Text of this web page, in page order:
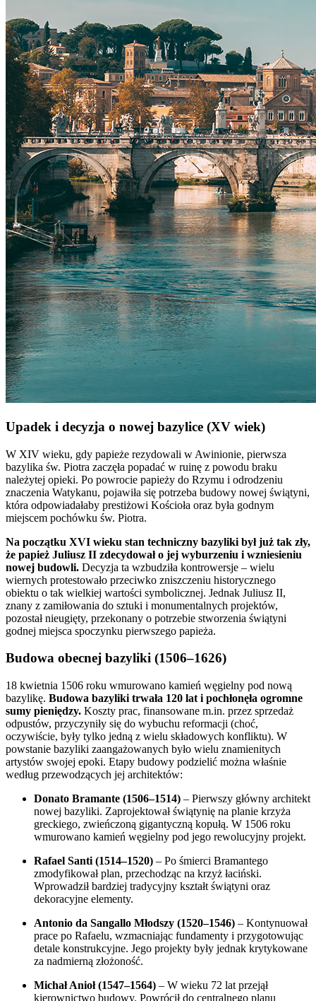
Upadek i decyzja o nowej bazylice (XV wiek)
W XIV wieku, gdy papieże rezydowali w Awinionie, pierwsza
bazylika św. Piotra zaczęła popadać w ruinę z powodu braku
należytej opieki. Po powrocie papieży do Rzymu i odrodzeniu
znaczenia Watykanu, pojawiła się potrzeba budowy nowej świątyni,
która odpowiadałaby prestiżowi Kościoła oraz była godnym
miejscem pochówku św. Piotra.
Na początku XVI wieku stan techniczny bazyliki był już tak zły,
że papież Juliusz II zdecydował o jej wyburzeniu i wzniesieniu
nowej budowli. Decyzja ta wzbudziła kontrowersje – wielu
wiernych protestowało przeciwko zniszczeniu historycznego
obiektu o tak wielkiej wartości symbolicznej. Jednak Juliusz II,
znany z zamiłowania do sztuki i monumentalnych projektów,
pozostał nieugięty, przekonany o potrzebie stworzenia świątyni
godnej miejsca spoczynku pierwszego papieża.
Budowa obecnej bazyliki (1506–1626)
18 kwietnia 1506 roku wmurowano kamień węgielny pod nową
bazylikę. Budowa bazyliki trwała 120 lat i pochłonęła ogromne
sumy pieniędzy. Koszty prac, finansowane m.in. przez sprzedaż
odpustów, przyczyniły się do wybuchu reformacji (choć,
oczywiście, były tylko jedną z wielu składowych konfliktu). W
powstanie bazyliki zaangażowanych było wielu znamienitych
artystów swojej epoki. Etapy budowy podzielić można właśnie
według przewodzących jej architektów:
Donato Bramante (1506–1514) – Pierwszy główny architekt
nowej bazyliki. Zaprojektował świątynię na planie krzyża
greckiego, zwieńczoną gigantyczną kopułą. W 1506 roku
wmurowano kamień węgielny pod jego rewolucyjny projekt.
Rafael Santi (1514–1520) – Po śmierci Bramantego
zmodyfikował plan, przechodząc na krzyż łaciński.
Wprowadził bardziej tradycyjny kształt świątyni oraz
dekoracyjne elementy.
Antonio da Sangallo Młodszy (1520–1546) – Kontynuował
prace po Rafaelu, wzmacniając fundamenty i przygotowując
detale konstrukcyjne. Jego projekty były jednak krytykowane
za nadmierną złożoność.
Michał Anioł (1547–1564) – W wieku 72 lat przejął
kierownictwo budowy. Powrócił do centralnego planu